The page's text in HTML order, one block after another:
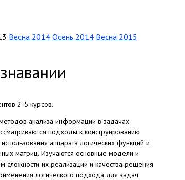
Весна 2014 Осень 2014 Весна 2015
2-5 курсов.
анализа информации в задачах
подходы к конструированию
аппарата логических функций и
матриц. Изучаются основные модели и
сложности их реализации и качества решения
логического подхода для задач